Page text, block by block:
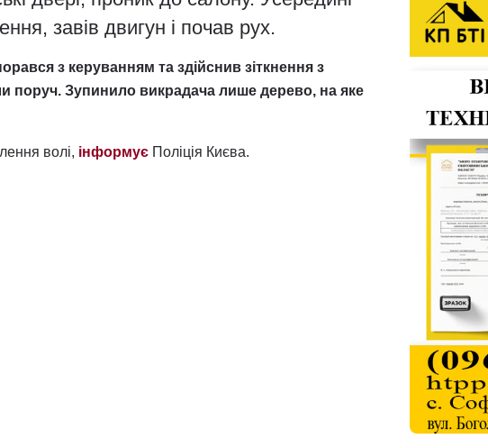
завів двигун і почав рух.
з керуванням та здійснив зіткнення з
поруч. Зупинило викрадача лише дерево, на яке
волі, інформує Поліція Києва.